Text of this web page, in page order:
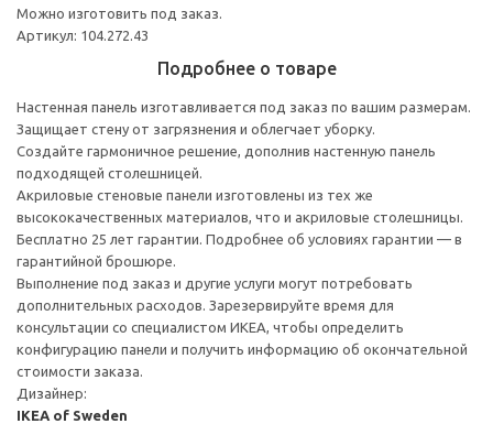
Можно изготовить под заказ.
Артикул: 104.272.43
Подробнее о товаре
Настенная панель изготавливается под заказ по вашим размерам.
Защищает стену от загрязнения и облегчает уборку.
Создайте гармоничное решение, дополнив настенную панель
подходящей столешницей.
Акриловые стеновые панели изготовлены из тех же
высококачественных материалов, что и акриловые столешницы.
Бесплатно 25 лет гарантии. Подробнее об условиях гарантии — в
гарантийной брошюре.
Выполнение под заказ и другие услуги могут потребовать
дополнительных расходов. Зарезервируйте время для
консультации со специалистом ИКЕА, чтобы определить
конфигурацию панели и получить информацию об окончательной
стоимости заказа.
Дизайнер:
IKEA of Sweden